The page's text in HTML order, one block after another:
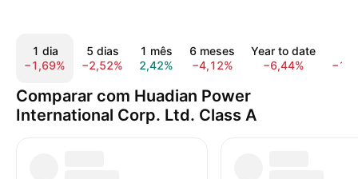
1 dia
−1,69%
5 dias
−2,52%
1 mês
2,42%
6 meses
−4,12%
Year to date
−6,44%
Comparar com Huadian Power
International Corp. Ltd. Class A